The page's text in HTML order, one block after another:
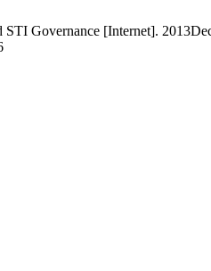
Governance [Internet].